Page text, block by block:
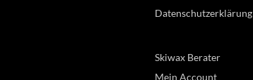
Datenschutzerklärung
Skiwax Berater
Mein Account